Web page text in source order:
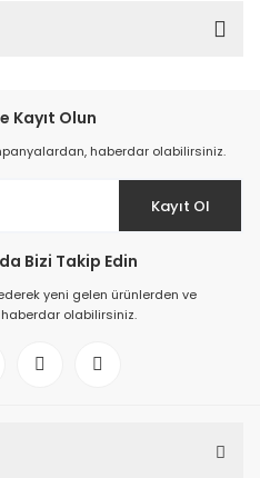
Kayıt Olun
haberdar olabilirsiniz.
Kayıt Ol
Bizi Takip Edin
yeni gelen ürünlerden ve
olabilirsiniz.